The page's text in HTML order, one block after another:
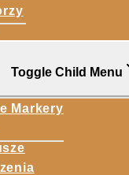
Toggle Child Menu
Markery